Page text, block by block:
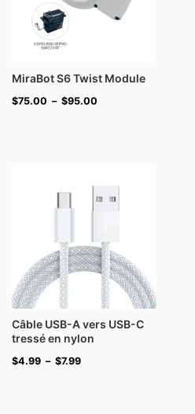
MiraBot S6 Twist Module
$75.00 – $95.00
Câble USB-A vers USB-C
tressé en nylon
$4.99 – $7.99
$4.99